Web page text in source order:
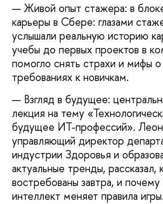
Живой опыт стажера: в
карьеры в Сбере: глазами
услышали реальную историю
учебы до первых проектов в
помогло снять страхи и мифы
требованиях к новичкам.
Взгляд в будущее:
лекция на тему
будущее ИТ-профессий».
управляющий директор
индустрии Здоровья и
актуальные тренды, рассказал,
востребованы завтра, и
интеллект меняет правила игры.